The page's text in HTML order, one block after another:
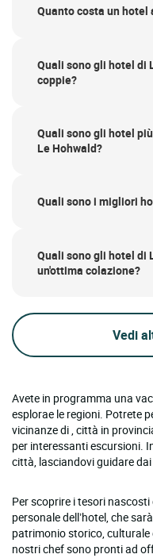
Quanto costa un hotel
Quali sono gli hotel di
coppie?
Quali sono gli hotel
Le Hohwald?
Quali sono i migliori
Quali sono gli hotel di
un'ottima colazione?
Vedi
Avete in programma una
esplorae le regioni. Potrete
vicinanze di , città in
per interessanti escursioni.
città, lasciandovi guidare
Per scoprire i tesori
personale dell’hotel, che
patrimonio storico, culturale
nostri chef sono pronti ad